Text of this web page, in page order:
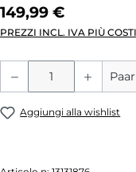
149,99 €
PREZZI INCL. IVA PIÙ
Quantità delPaar
Aggiungi alla wishlist